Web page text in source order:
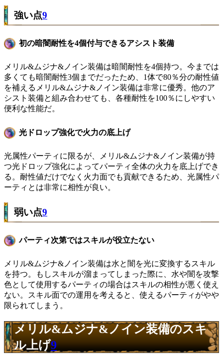
強い点9
初の暗闇耐性を4個付与できるアシスト装備
メリル&ムジナ&ノイン装備は暗闇耐性を4個持つ。今までは
多くても暗闇耐性3個までだったため、1体で80％分の耐性値
を補えるメリル&ムジナ&ノイン装備は非常に優秀。他のア
シスト装備と組み合わせても、各種耐性を100％にしやすい
便利な性能だ。
光ドロップ強化で火力の底上げ
光属性パーティに限るが、メリル&ムジナ&ノイン装備が持
つ光ドロップ強化によってパーティ全体の火力を底上げでき
る。耐性値だけでなく火力面でも貢献できるため、光属性パ
ーティとは非常に相性が良い。
弱い点9
パーティ次第ではスキルが役立たない
メリル&ムジナ&ノイン装備は水と闇を光に変換するスキル
を持つ。もしスキルが溜まってしまった際に、水や闇を攻撃
色として使用するパーティの場合はスキルの相性が悪く使え
ない。スキル面での運用を考えると、使えるパーティがやや
限られてしまう。
メリル&ムジナ&ノイン装備のスキ
ル上げ9